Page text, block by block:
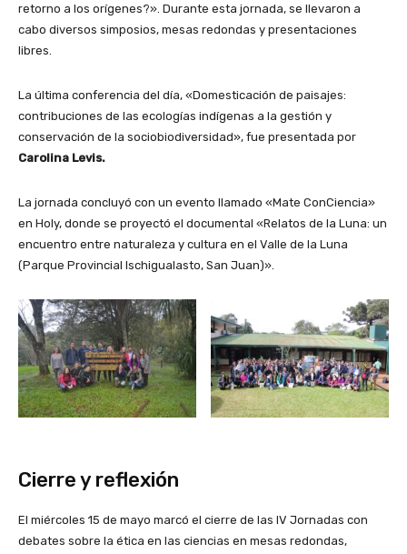
retorno a los orígenes?». Durante esta jornada, se llevaron a
cabo diversos simposios, mesas redondas y presentaciones
libres.
La última conferencia del día, «Domesticación de paisajes:
contribuciones de las ecologías indígenas a la gestión y
conservación de la sociobiodiversidad», fue presentada por
Carolina Levis.
La jornada concluyó con un evento llamado «Mate ConCiencia»
en Holy, donde se proyectó el documental «Relatos de la Luna: un
encuentro entre naturaleza y cultura en el Valle de la Luna
(Parque Provincial Ischigualasto, San Juan)».
Cierre y reflexión
El miércoles 15 de mayo marcó el cierre de las IV Jornadas con
debates sobre la ética en las ciencias en mesas redondas,